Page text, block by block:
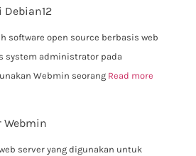
software open source berbasis web
system administrator pada
Webmin seorang Read more
Webmin
server yang digunakan untuk